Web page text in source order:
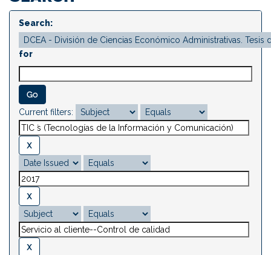
Search:
for
Current filters: